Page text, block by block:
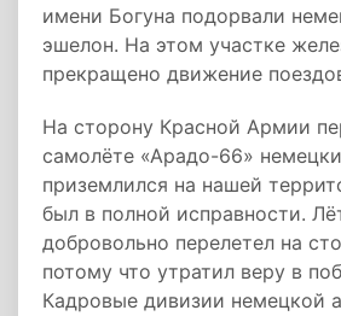
имени Богуна подорвали
эшелон. На этом участке
прекращено движение
На сторону Красной Армии
самолёте «Арадо-66»
приземлился на нашей
был в полной исправности.
добровольно перелетел на
потому что утратил веру в
Кадровые дивизии немецкой